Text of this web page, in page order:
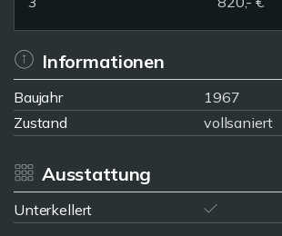
Informationen
Baujahr
1967
Zustand
vollsaniert
Ausstattung
Unterkellert